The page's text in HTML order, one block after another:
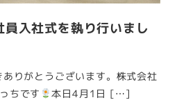
入社式を執り行いまし
りがとうございます。株式会社
ちです
本日4月1日 […]